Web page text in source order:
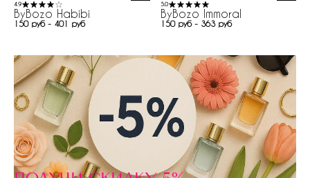
4.9
ByBozo Habibi
150 руб - 401 руб
5.0
ByBozo Immoral
150 руб - 363 руб